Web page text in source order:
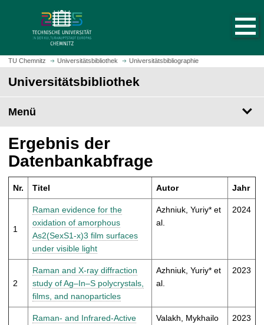
z
m
t
e
i
t
u
f
u
f
TU Chemnitz Universitätsbibliothek Universitätsbibliographie
Universitätsbibliothek
Menü
Ergebnis der
Datenbankabfrage
Nr. Titel Autor Jahr
1
Raman evidence for the
oxidation of amorphous
As2(SexS1-x)3 film surfaces
under visible light
Azhniuk, Yuriy* et
al.
2024
2
Raman and X-ray diffraction
study of Ag–In–S polycrystals,
films, and nanoparticles
Azhniuk, Yuriy* et
al.
2023
Raman- and Infrared-Active
Valakh, Mykhailo
2023